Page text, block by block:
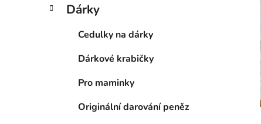
r
o
Dárky
Cedulky na dárky
Dárkové krabičky
Pro maminky
Originální darování peněz